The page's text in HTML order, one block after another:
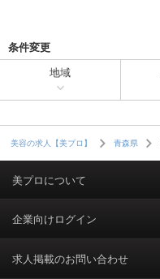
条件変更
地域
美容の求人【美プロ】 青森県
美プロについて
利用規約
掲載規約
企業向けログイン
求人掲載のお問い合わせ